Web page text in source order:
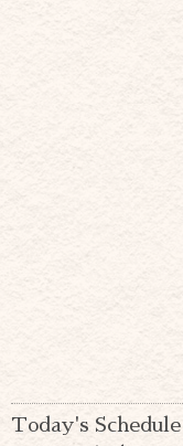
Today's Schedule